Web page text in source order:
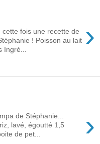
›
fois une recette de
! Poisson au lait
›
de Stéphanie...
lavé, égoutté 1,5
de pet...